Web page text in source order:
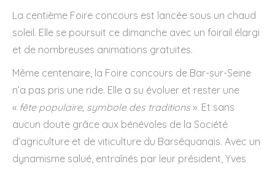
La centième Foire concours est lancée sous un chaud
soleil. Elle se poursuit ce dimanche avec un foirail élargi
et de nombreuses animations gratuites.
Même centenaire, la Foire concours de Bar-sur-Seine
n’a pas pris une ride. Elle a su évoluer et rester une
« fête populaire, symbole des traditions ». Et sans
aucun doute grâce aux bénévoles de la Société
d’agriculture et de viticulture du Barséquanais. Avec un
dynamisme salué, entraînés par leur président, Yves